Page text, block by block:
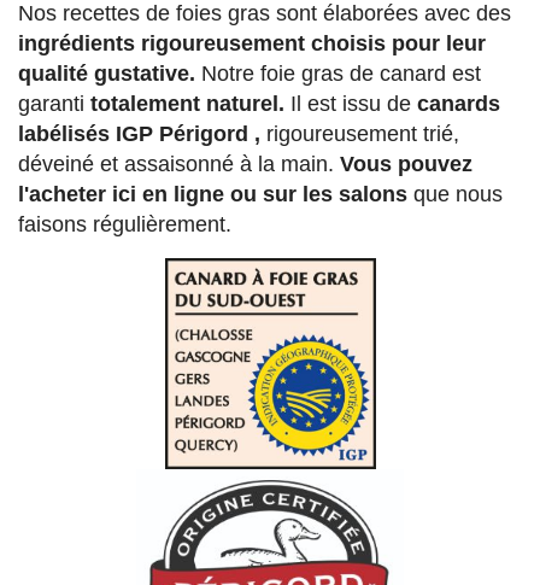
Nos recettes de foies gras sont élaborées avec des
ingrédients rigoureusement choisis pour leur
qualité gustative. Notre foie gras de canard est
garanti totalement naturel. Il est issu de canards
labélisés IGP Périgord , rigoureusement trié,
déveiné et assaisonné à la main. Vous pouvez
l'acheter ici en ligne ou sur les salons que nous
faisons régulièrement.